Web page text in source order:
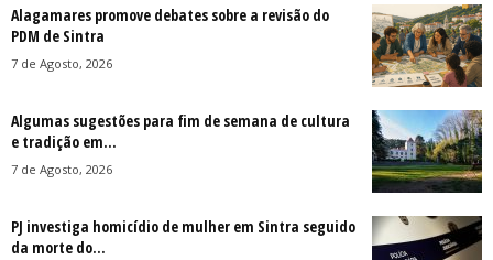
Alagamares promove debates sobre a revisão do
PDM de Sintra
7 de Agosto, 2026
Algumas sugestões para fim de semana de cultura
e tradição em...
7 de Agosto, 2026
PJ investiga homicídio de mulher em Sintra seguido
da morte do...